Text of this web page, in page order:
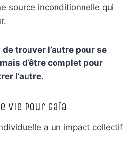
source inconditionnelle qui
de trouver l’autre pour se
d’être complet pour
l’autre.
Vie pour Gaïa
a un impact collectif